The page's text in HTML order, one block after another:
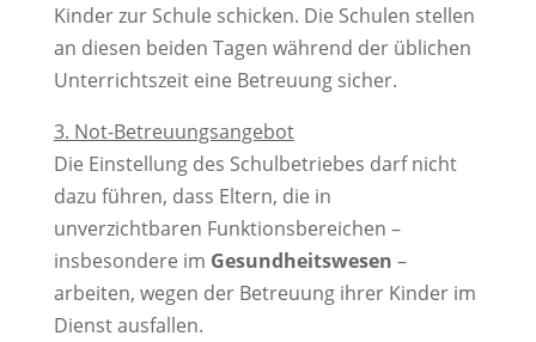
Kinder zur Schule schicken. Die Schulen stellen
an diesen beiden Tagen während der üblichen
Unterrichtszeit eine Betreuung sicher.
3. Not-Betreuungsangebot
Die Einstellung des Schulbetriebes darf nicht
dazu führen, dass Eltern, die in
unverzichtbaren Funktionsbereichen –
insbesondere im Gesundheitswesen –
arbeiten, wegen der Betreuung ihrer Kinder im
Dienst ausfallen.